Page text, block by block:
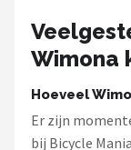
BBB Cycling
Voltano
Wimona
Hoeveel
Er zijn
bij Bicycle